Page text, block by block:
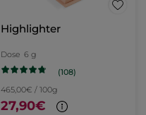
Highlighter
Dose 6 g
(108)
465,00€ / 100g
27,90€